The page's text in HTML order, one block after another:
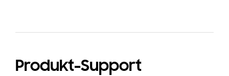
Produkt-Support